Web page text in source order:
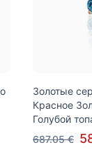
Золотые
Красное
Голубой
687.05 €